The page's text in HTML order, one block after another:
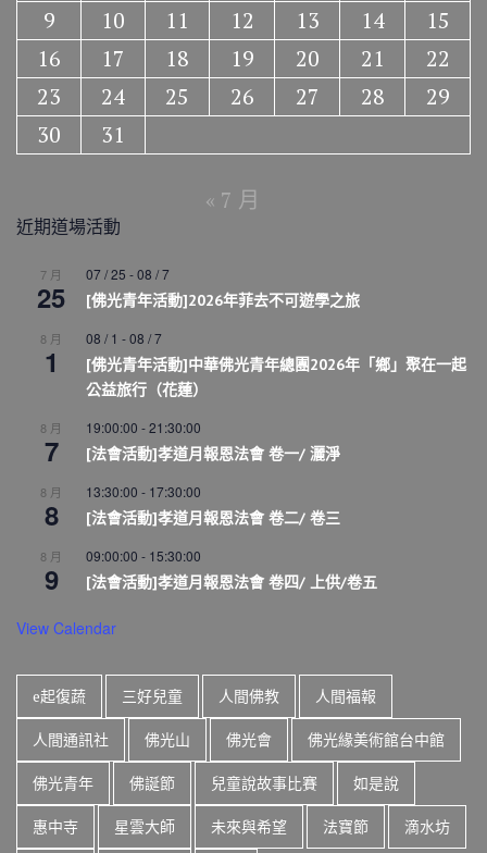
9
10 11 12 13 14
15
16
17 18 19 20 21
22
23
24 25 26 27 28
29
30
31
« 7 月
近期道場活動
7 月
25
07 / 25 -08 / 7
[佛光青年活動]2026年菲去不可遊學之旅
8 月
1
08 / 1 -08 / 7
[佛光青年活動]中華佛光青年總團2026年「鄉」聚在一起
公益旅行（花蓮）
8 月
7
19:00:00 -21:30:00
[法會活動]孝道月報恩法會 卷一/ 灑淨
8 月
8
13:30:00 - 17:30:00
[法會活動]孝道月報恩法會 卷二/ 卷三
8 月
9
09:00:00 - 15:30:00
[法會活動]孝道月報恩法會 卷四/ 上供/卷五
View Calendar
e起復蔬 三好兒童 人間佛教 人間福報
人間通訊社 佛光山 佛光會 佛光緣美術館台中館
佛光青年 佛誕節 兒童說故事比賽 如是說
惠中寺 星雲大師 未來與希望 法寶節 滴水坊